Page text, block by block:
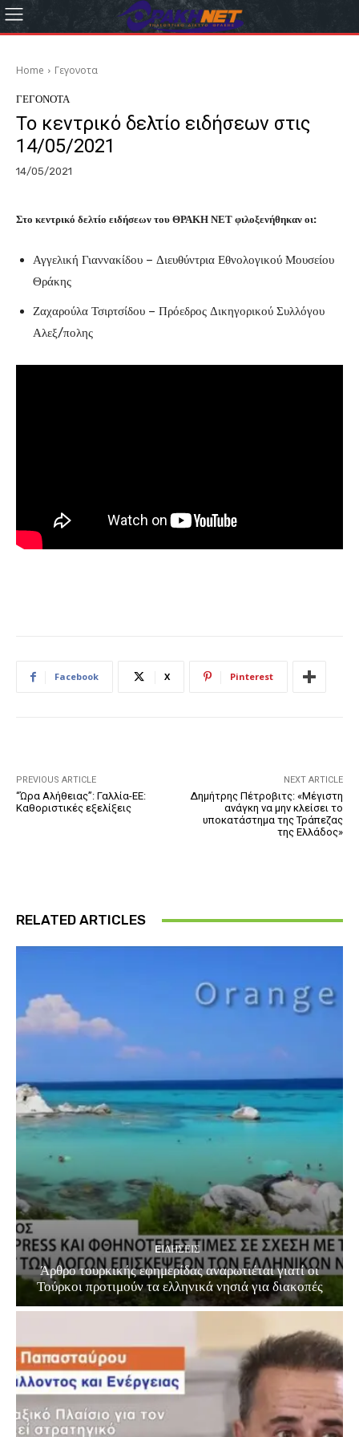
Home Γεγονοτα
ΓΕΓΟΝΟΤΑ
Το κεντρικό δελτίο ειδήσεων στις
14/05/2021
14/05/2021
Στο κεντρικό δελτίο ειδήσεων του ΘΡΑΚΗ ΝΕΤ φιλοξενήθηκαν οι:
Αγγελική Γιαννακίδου – Διευθύντρια Εθνολογικού Μουσείου
Θράκης
Ζαχαρούλα Τσιρτσίδου – Πρόεδρος Δικηγορικού Συλλόγου
Αλεξ/πολης
Facebook X Pinterest
PREVIOUS ARTICLE
“Ώρα Αλήθειας”: Γαλλία-ΕΕ:
Καθοριστικές εξελίξεις
NEXT ARTICLE
Δημήτρης Πέτροβιτς: «Μέγιστη
ανάγκη να μην κλείσει το
υποκατάστημα της Τράπεζας
της Ελλάδος»
RELATED ARTICLES
EΙΔΗΣΕΙΣ
Άρθρο τουρκικής εφημερίδας αναρωτιέται γιατί οι
Τούρκοι προτιμούν τα ελληνικά νησιά για διακοπές